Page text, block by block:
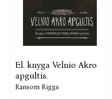
El. knyga Velnio Akro
apgultis.
Ransom Riggs